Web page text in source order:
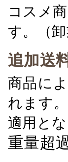
コスメ
す。（卸
追加送
商品に
れます
適用とな
重量超